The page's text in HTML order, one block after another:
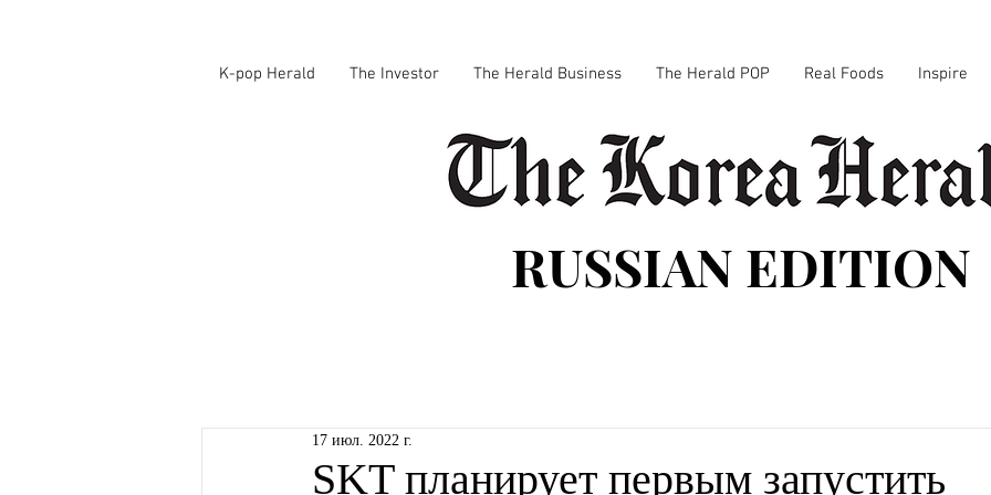
K-pop Herald The Investor The Herald Business The Herald POP Real Foods Inspire
RUSSIAN EDITION
SKT планирует первым запустить
17 июл. 2022 г.